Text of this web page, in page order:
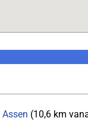
Assen (10,6 km